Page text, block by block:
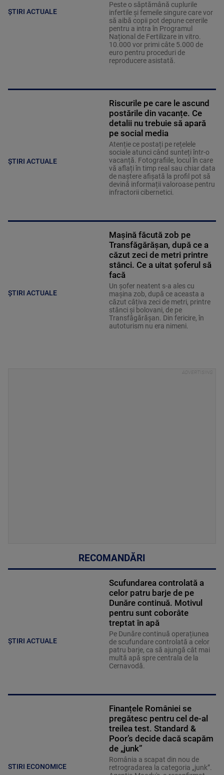
ȘTIRI ACTUALE
Peste o săptămână cuplurile
infertile și femeile singure care vor
să aibă copii pot depune cererile
pentru a intra în Programul
Național de Fertilizare in vitro.
10.000 vor primi câte 5.000 de
euro pentru proceduri de
reproducere asistată.
ȘTIRI ACTUALE
Riscurile pe care le ascund
postările din vacanțe. Ce
detalii nu trebuie să apară
pe social media
Atenție ce postați pe rețelele
sociale atunci când sunteți într-o
vacanță. Fotografiile, locul în care
vă aflați în timp real sau chiar data
de naștere afișată la profil pot să
devină informații valoroase pentru
infractorii cibernetici.
ȘTIRI ACTUALE
Mașină făcută zob pe
Transfăgărășan, după ce a
căzut zeci de metri printre
stânci. Ce a uitat șoferul să
facă
Un șofer neatent s-a ales cu
mașina zob, după ce aceasta a
căzut câțiva zeci de metri, printre
stânci și bolovani, de pe
Transfăgărășan. Din fericire, în
autoturism nu era nimeni.
RECOMANDĂRI
ȘTIRI ACTUALE
Scufundarea controlată a
celor patru barje de pe
Dunăre continuă. Motivul
pentru sunt coborâte
treptat în apă
Pe Dunăre continuă operațiunea
de scufundare controlată a celor
patru barje, ca să ajungă cât mai
multă apă spre centrala de la
Cernavodă.
STIRI ECONOMICE
Finanțele României se
pregătesc pentru cel de-al
treilea test. Standard &
Poor’s decide dacă scapăm
de „junk”
România a scapat din nou de
retrogradarea la categoria „junk”.